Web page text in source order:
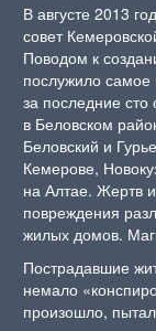
В августе 2013
совет
Поводом к
послужило самое
за последние
в Беловском
Беловский и
Кемерове,
на Алтае. Жертв
повреждения
жилых домов.
Пострадавшие
немало
произошло,